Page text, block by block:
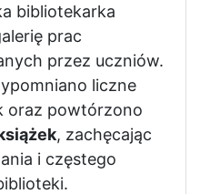
bibliotekarka
prac
przez uczniów.
liczne
oraz powtórzono
, zachęcając
i częstego